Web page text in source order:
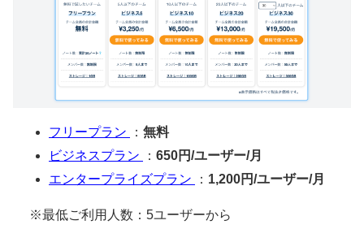
フリープラン ： 無料
ビジネスプラン
： 650円/ユーザー/月
エンタープライズプラン
： 1,200円/ユーザー/月
※最低ご利用人数：5ユーザーから